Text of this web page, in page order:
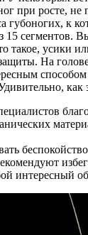
при росте,
к
15 сегментов.
такое, усики
На
как
интересный